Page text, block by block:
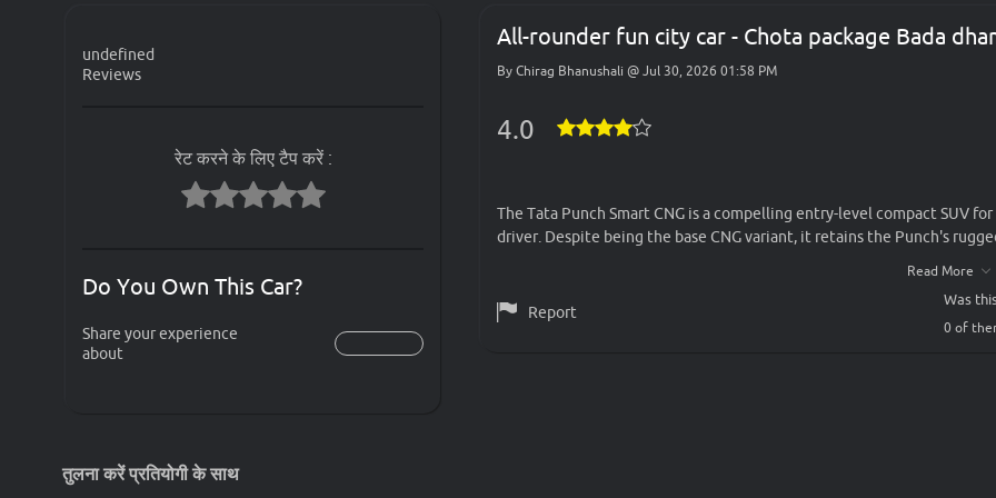
undefined
Reviews
रेट करने के लिए टैप करें :
Do You Own This Car?
Share your experience
about
All-rounder fun city car - Chota package Bada
By Chirag Bhanushali @Jul 30, 2026 01:58 PM
4.0
The Tata Punch Smart CNG is a compelling entry-level compact SUV
driver. Despite being the base CNG variant, it retains the Punch's
technology preserves a usable boot space—an advantage over
shines is in its value proposition. It delivers Tata's hallmark strong
feels modest during quick overtakes or fully loaded highway drives.
Read More
Report
Was
0 of
तुलना करें प्रतियोगी के साथ